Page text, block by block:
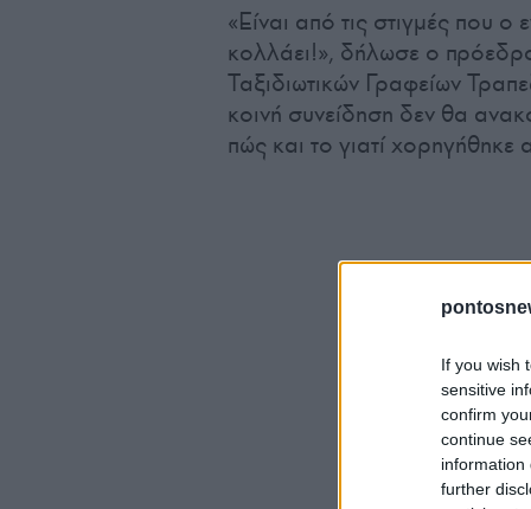
If you wish
sensitive
confirm
continue
information
further
«Είναι από τις στιγμές που
κολλάει!», δήλωσε ο
Ταξιδιωτικών Γραφείων
κοινή συνείδηση δεν θα
πώς και το γιατί χορηγήθηκε